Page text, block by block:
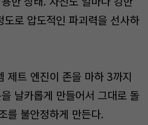
도로 압도적인 파괴력을 선사하
제트 엔진이 존을 마하 3까지
날카롭게 만들어서 그대로 돌
를 불안정하게 만든다.